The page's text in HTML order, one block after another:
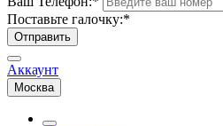
Поставьте галочку:*
Отправить
Аккаунт
Москва